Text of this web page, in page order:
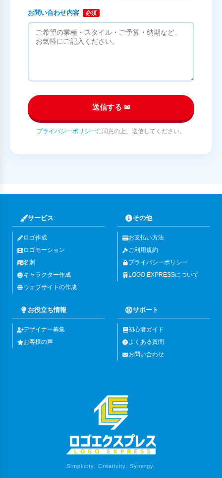
お問い合わせ内容 必須
送信する ✉
プライバシーポリシーに同意の上、送信してください。
サービス
ロゴ作成
ロゴモーション
名刺
キャラクター作成
ウェブサイトの作成
その他
お支払い方法
ご利用規約
プライバシーポリシー
LOGO EXPRESSについて
お役立ち情報
デザイナー募集
お客様の声
サポート
初心者ガイド
よくある質問
お問い合わせ
Simplicity. Creativity. Synergy.